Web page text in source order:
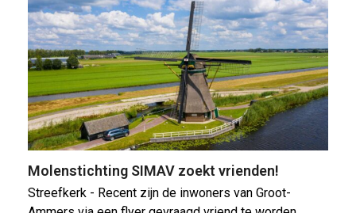
Molenstichting SIMAV zoekt vrienden!
Streefkerk - Recent zijn de inwoners van Groot-